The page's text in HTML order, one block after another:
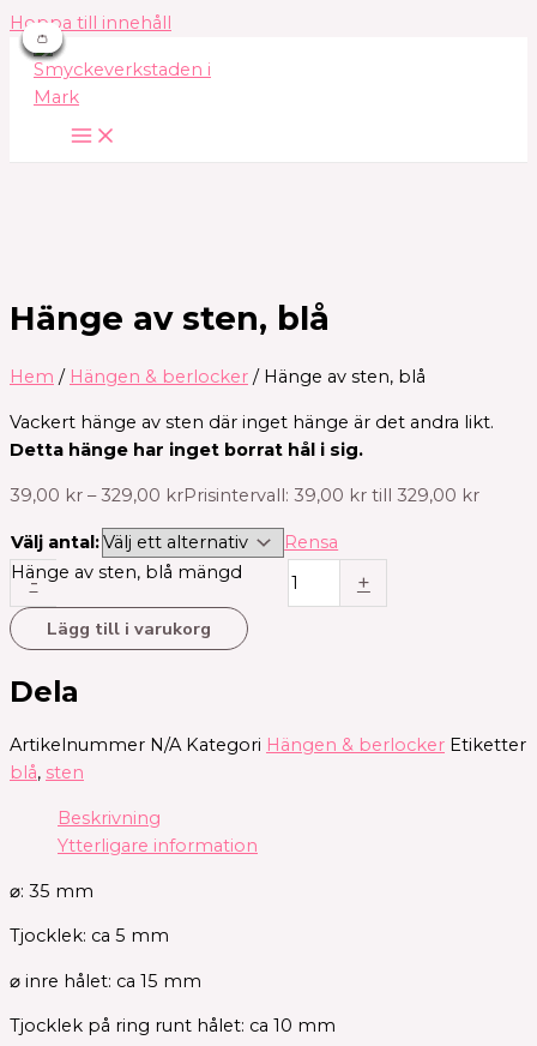
Hoppa till innehåll
👛
Hänge av sten, blå
Hem / Hängen & berlocker / Hänge av sten, blå
Vackert hänge av sten där inget hänge är det andra likt.
Detta hänge har inget borrat hål i sig.
39,00 kr – 329,00 krPrisintervall: 39,00 kr till 329,00 kr
Välj antal: Rensa
-
Hänge av sten, blå mängd +
Lägg till i varukorg
Dela
Artikelnummer N/A Kategori Hängen & berlocker Etiketter
blå, sten
Beskrivning
Ytterligare information
⌀: 35 mm
Tjocklek: ca 5 mm
⌀ inre hålet: ca 15 mm
Tjocklek på ring runt hålet: ca 10 mm
👛
👛
👛
👛
👛
👛